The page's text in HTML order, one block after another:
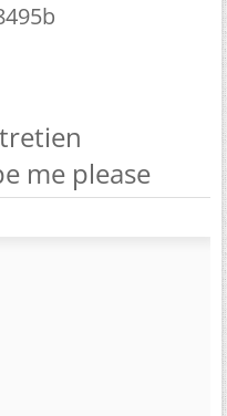
me please